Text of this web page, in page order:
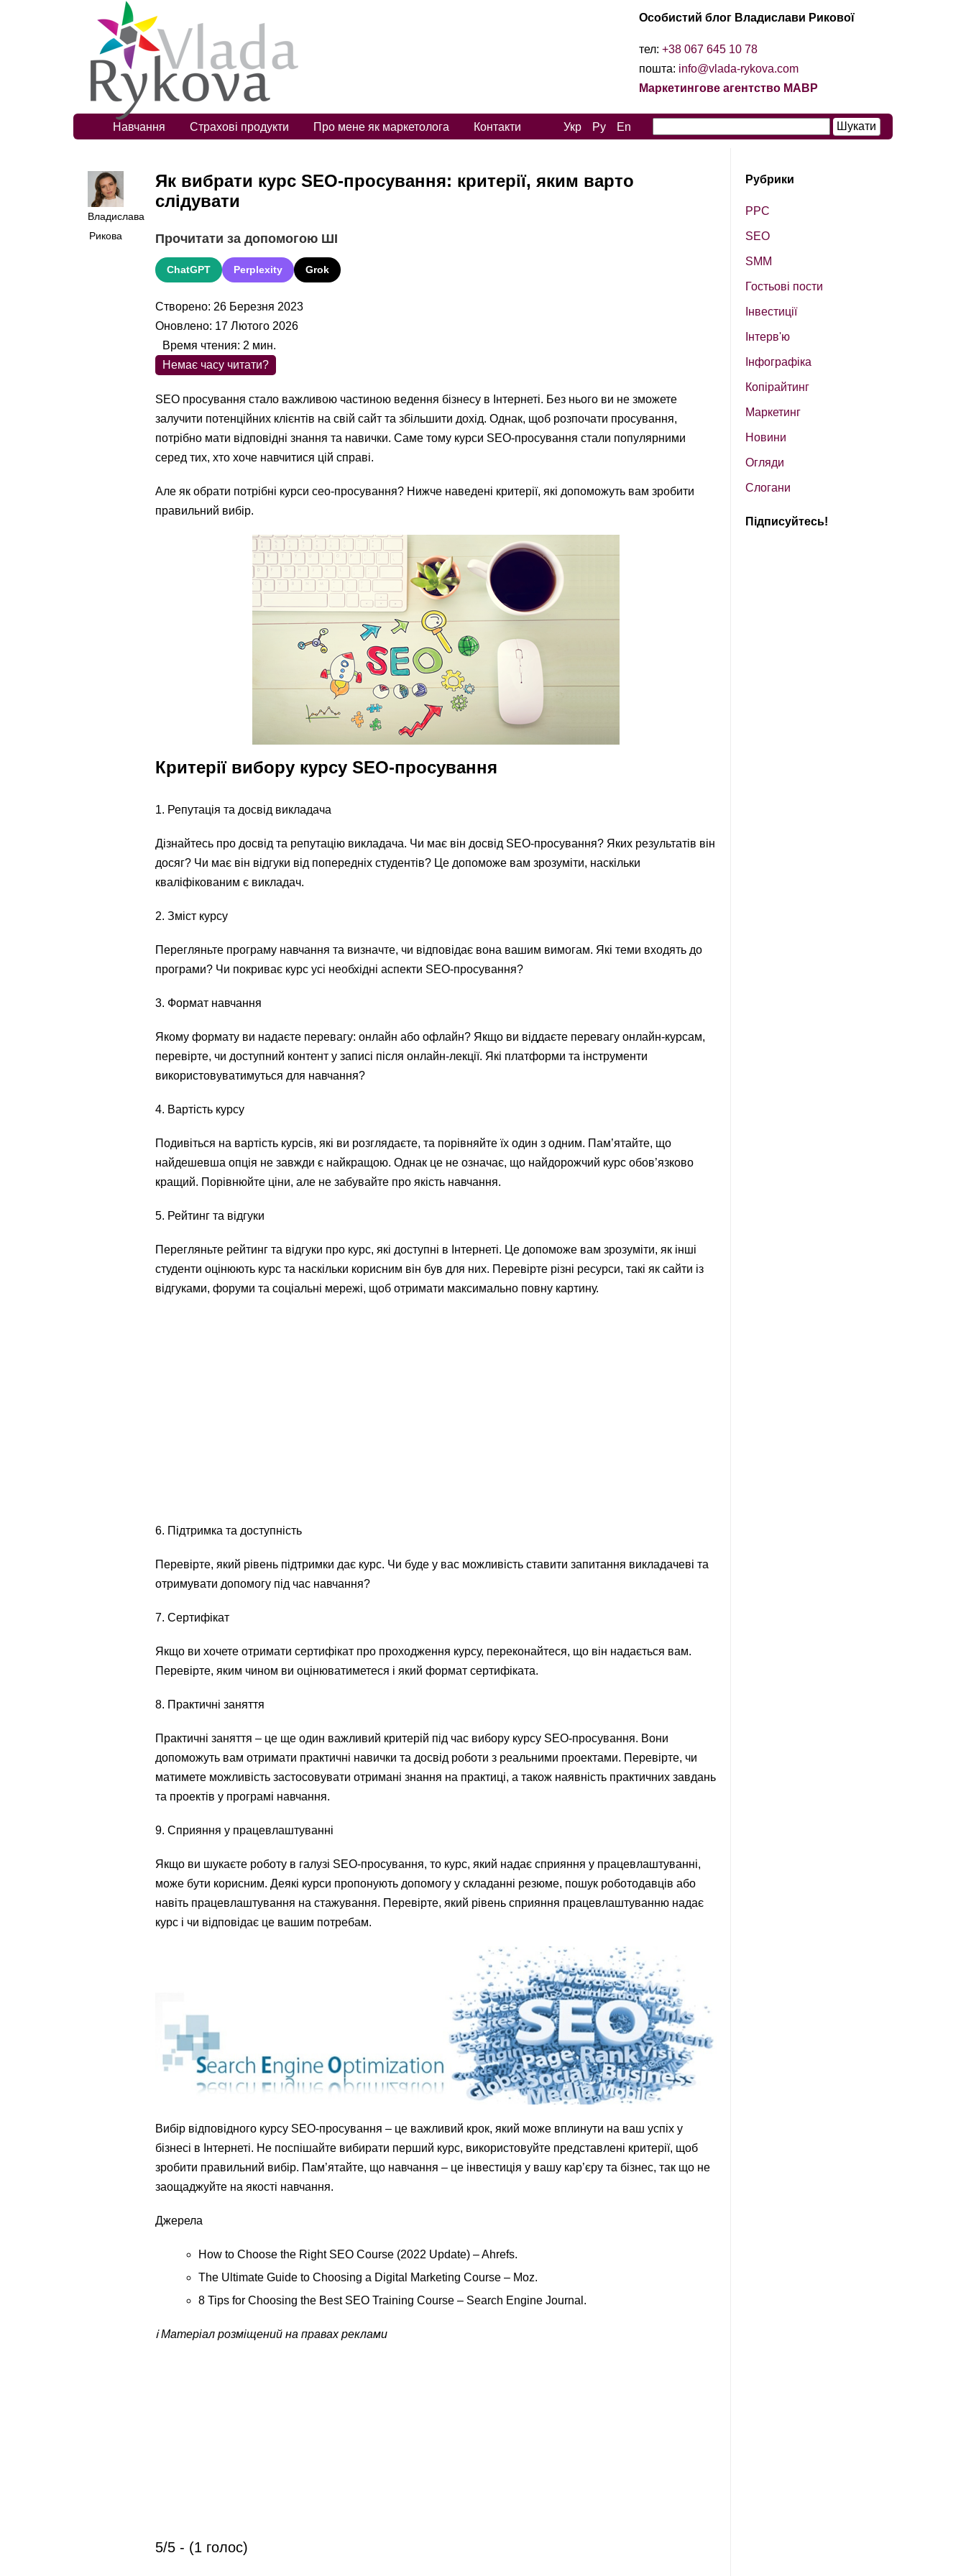
Особистий блог Владислави Рикової
тел: +38 067 645 10 78
пошта: info@vlada-rykova.com
Маркетингове агентство МАВР
Навчання Страхові продукти Про мене як маркетолога Контакти Укр Ру En
Владислава
Рикова
Як вибрати курс SEO-просування: критерії, яким варто
слідувати
Прочитати за допомогою ШІ
ChatGPT Perplexity Grok
Створено: 26 Березня 2023
Оновлено: 17 Лютого 2026
Немає часу читати?
Время чтения: 2 мин.
SEO просування стало важливою частиною ведення бізнесу в Інтернеті. Без нього ви не зможете
залучити потенційних клієнтів на свій сайт та збільшити дохід. Однак, щоб розпочати просування,
потрібно мати відповідні знання та навички. Саме тому курси SEO-просування стали популярними
серед тих, хто хоче навчитися цій справі.
Але як обрати потрібні курси сео-просування? Нижче наведені критерії, які допоможуть вам зробити
правильний вибір.
Критерії вибору курсу SEO-просування
1. Репутація та досвід викладача
Дізнайтесь про досвід та репутацію викладача. Чи має він досвід SEO-просування? Яких результатів він
досяг? Чи має він відгуки від попередніх студентів? Це допоможе вам зрозуміти, наскільки
кваліфікованим є викладач.
2. Зміст курсу
Перегляньте програму навчання та визначте, чи відповідає вона вашим вимогам. Які теми входять до
програми? Чи покриває курс усі необхідні аспекти SEO-просування?
3. Формат навчання
Якому формату ви надаєте перевагу: онлайн або офлайн? Якщо ви віддаєте перевагу онлайн-курсам,
перевірте, чи доступний контент у записі після онлайн-лекції. Які платформи та інструменти
використовуватимуться для навчання?
4. Вартість курсу
Подивіться на вартість курсів, які ви розглядаєте, та порівняйте їх один з одним. Пам’ятайте, що
найдешевша опція не завжди є найкращою. Однак це не означає, що найдорожчий курс обов’язково
кращий. Порівнюйте ціни, але не забувайте про якість навчання.
5. Рейтинг та відгуки
Перегляньте рейтинг та відгуки про курс, які доступні в Інтернеті. Це допоможе вам зрозуміти, як інші
студенти оцінюють курс та наскільки корисним він був для них. Перевірте різні ресурси, такі як сайти із
відгуками, форуми та соціальні мережі, щоб отримати максимально повну картину.
6. Підтримка та доступність
Перевірте, який рівень підтримки дає курс. Чи буде у вас можливість ставити запитання викладачеві та
отримувати допомогу під час навчання?
7. Сертифікат
Якщо ви хочете отримати сертифікат про проходження курсу, переконайтеся, що він надається вам.
Перевірте, яким чином ви оцінюватиметеся і який формат сертифіката.
8. Практичні заняття
Практичні заняття – це ще один важливий критерій під час вибору курсу SEO-просування. Вони
допоможуть вам отримати практичні навички та досвід роботи з реальними проектами. Перевірте, чи
матимете можливість застосовувати отримані знання на практиці, а також наявність практичних завдань
та проектів у програмі навчання.
9. Сприяння у працевлаштуванні
Якщо ви шукаєте роботу в галузі SEO-просування, то курс, який надає сприяння у працевлаштуванні,
може бути корисним. Деякі курси пропонують допомогу у складанні резюме, пошук роботодавців або
навіть працевлаштування на стажування. Перевірте, який рівень сприяння працевлаштуванню надає
курс і чи відповідає це вашим потребам.
Вибір відповідного курсу SEO-просування – це важливий крок, який може вплинути на ваш успіх у
бізнесі в Інтернеті. Не поспішайте вибирати перший курс, використовуйте представлені критерії, щоб
зробити правильний вибір. Пам’ятайте, що навчання – це інвестиція у вашу кар’єру та бізнес, так що не
заощаджуйте на якості навчання.
Джерела
How to Choose the Right SEO Course (2022 Update) – Ahrefs.
The Ultimate Guide to Choosing a Digital Marketing Course – Moz.
8 Tips for Choosing the Best SEO Training Course – Search Engine Journal.
ℹ️ Матеріал розміщений на правах реклами
5/5 - (1 голос)
Рубрики
PPC
SEO
SМM
Гостьові пости
Інвестиції
Інтерв'ю
Інфографіка
Копірайтинг
Маркетинг
Новини
Огляди
Слогани
Підписуйтесь!